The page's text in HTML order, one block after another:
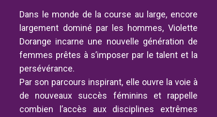
Dans le monde de la course au large, encore
largement dominé par les hommes, Violette
Dorange incarne une nouvelle génération de
femmes prêtes à s’imposer par le talent et la
persévérance.
Par son parcours inspirant, elle ouvre la voie à
de nouveaux succès féminins et rappelle
combien l’accès aux disciplines extrêmes